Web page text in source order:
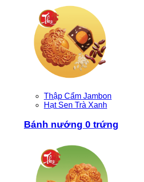
Thập Cẩm Jambon
Hạt Sen Trà Xanh
Bánh nướng 0 trứng